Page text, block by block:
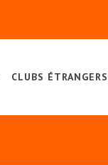
CLUBS ÉTRANGERS